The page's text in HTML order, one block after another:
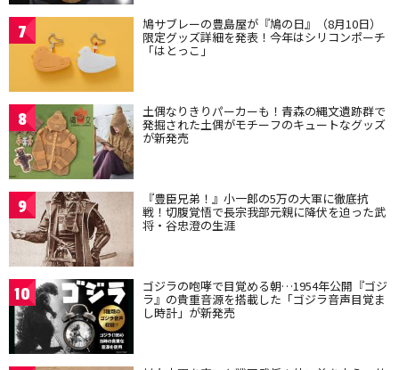
7 鳩サブレーの豊島屋が『鳩の日』（8月10日）
限定グッズ詳細を発表！今年はシリコンポーチ
「はとっこ」
8 土偶なりきりパーカーも！青森の縄文遺跡群で
発掘された土偶がモチーフのキュートなグッズ
が新発売
9 『豊臣兄弟！』小一郎の5万の大軍に徹底抗
戦！切腹覚悟で長宗我部元親に降伏を迫った武
将・谷忠澄の生涯
10 ゴジラの咆哮で目覚める朝…1954年公開『ゴジ
ラ』の貴重音源を搭載した「ゴジラ音声目覚ま
し時計」が新発売